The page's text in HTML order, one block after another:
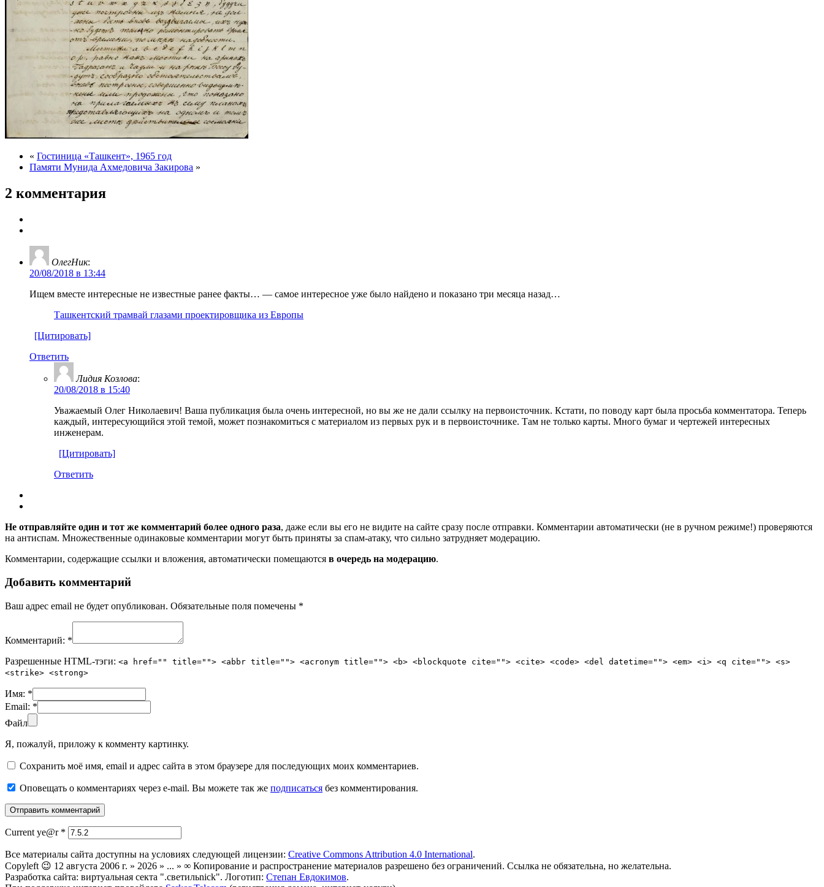
« Гостиница «Ташкент», 1965 год
Памяти Мунида Ахмедовича Закирова »
2 комментария
ОлегНик:
20/08/2018 в 13:44
Ищем вместе интересные не известные ранее факты… — самое интересное уже было найдено и показано три месяца назад…
Ташкентский трамвай глазами проектировщика из Европы
[Цитировать]
Ответить
Лидия Козлова:
20/08/2018 в 15:40
Уважаемый Олег Николаевич! Ваша публикация была очень интересной, но вы же не дали ссылку на первоисточник. Кстати, по поводу карт была просьба комментатора. Теперь
каждый, интересующийся этой темой, может познакомиться с материалом из первых рук и в первоисточнике. Там не только карты. Много бумаг и чертежей интересных
инженерам.
[Цитировать]
Ответить
Не отправляйте один и тот же комментарий более одного раза, даже если вы его не видите на сайте сразу после отправки. Комментарии автоматически (не в ручном режиме!) проверяются
на антиспам. Множественные одинаковые комментарии могут быть приняты за спам-атаку, что сильно затрудняет модерацию.
Комментарии, содержащие ссылки и вложения, автоматически помещаются в очередь на модерацию.
Добавить комментарий
Ваш адрес email не будет опубликован. Обязательные поля помечены *
Комментарий: *
Разрешенные HTML-тэги: <a href="" title=""> <abbr title=""> <acronym title=""> <b> <blockquote cite=""> <cite> <code> <del datetime=""> <em> <i> <q cite=""> <s>
<strike> <strong>
Имя: *
Email: *
Файл
Я, пожалуй, приложу к комменту картинку.
Сохранить моё имя, email и адрес сайта в этом браузере для последующих моих комментариев.
Оповещать о комментариях через e-mail. Вы можете так же подписаться без комментирования.
Current ye@r *
Все материалы сайта доступны на условиях следующей лицензии: Creative Commons Attribution 4.0 International.
Copyleft 😉 12 августа 2006 г. » 2026 » ... » ∞ Копирование и распространение материалов разрешено без ограничений. Ссылка не обязательна, но желательна.
Разработка сайта: виртуальная секта ".светильnick". Логотип: Степан Евдокимов.